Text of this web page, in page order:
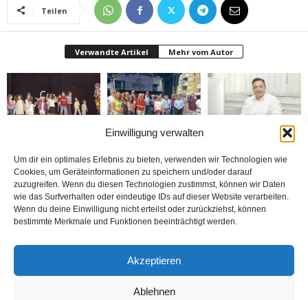
Einwilligung verwalten
Um dir ein optimales Erlebnis zu bieten, verwenden wir Technologien wie
Cookies, um Geräteinformationen zu speichern und/oder darauf
zuzugreifen. Wenn du diesen Technologien zustimmst, können wir Daten
wie das Surfverhalten oder eindeutige IDs auf dieser Website verarbeiten.
Wenn du deine Einwilligung nicht erteilst oder zurückziehst, können
bestimmte Merkmale und Funktionen beeinträchtigt werden.
Akzeptieren
Ablehnen
Teilen
Verwandte Artikel Mehr vom Autor
Festivali yapıldı
Yabancılar Haftası
donduruldu
Wiedenbrück’e açtı
Bakım Sigortası
Danışmanlığı Yapıyoruz
sistemi ile çalışıyor